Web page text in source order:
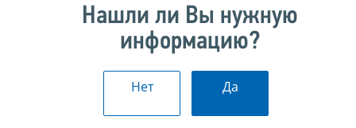
Нашли ли Вы нужную
информацию?
Нет Да